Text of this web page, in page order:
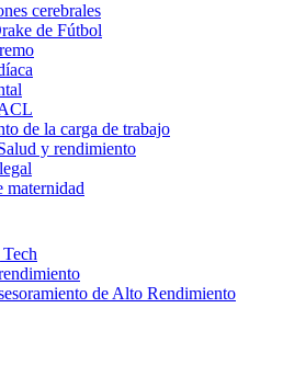
cerebrales
de Fútbol
de la carga de trabajo
y rendimiento
maternidad
de Alto Rendimiento